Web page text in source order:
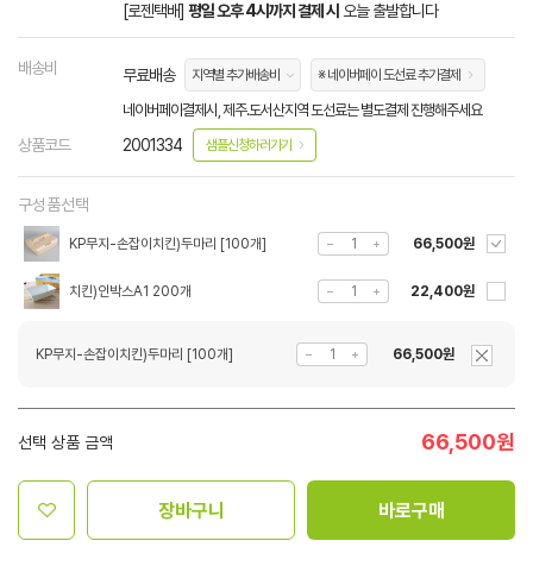
[로젠택배] 평일 오후 4시까지 결제 시 오늘 출발합니다
배송비 무료배송 지역별 추가배송비 ※ 네이버페이 도선료 추가결제
네이버페이결제시, 제주.도서산지역 도선료는 별도결제 진행해주세요
상품코드 2001334 샘플신청하러가기
구성품선택
KP무지-손잡이치킨)두마리 [100개] 66,500원
치킨)인박스A1 200개 22,400원
KP무지-손잡이치킨)두마리 [100개] 66,500원
선택 상품 금액 66,500원
장바구니 바로구매